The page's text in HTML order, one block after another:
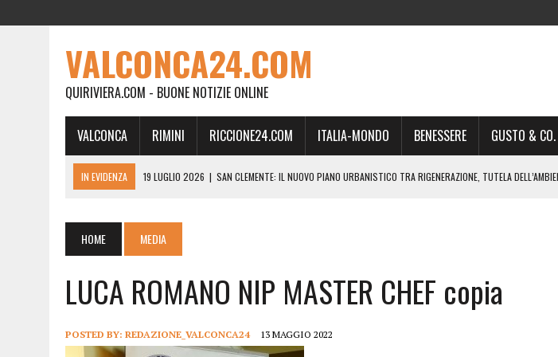
VALCONCA24.COM
QUIRIVIERA.COM - BUONE NOTIZIE ONLINE
VALCONCA RIMINI RICCIONE24.COM ITALIA-MONDO BENESSERE GUSTO & CO.
IN EVIDENZA 19 LUGLIO 2026 | SAN CLEMENTE: IL NUOVO PIANO URBANISTICO TRA RIGENERAZIONE, TUTELA
19 FEBBRAIO 2026 | RIMINI, A IL GATTO SULL’ALBICOCCO ARRIVA ANDREA GIONCHETTI SOMMELIER DEL CALABRESE “QAFIZ”
28 GENNAIO 2026 | DOVE LA CARNE DIVENTA MEMORIA: IL CORPO, L’ORIGINE, IL RITORNO. L’OPERA DI KIROLES BOSHRA È
18 DICEMBRE 2025 | SAN CLEMENTE, AL VILLA ULTIMO ATTO DELLA PRIMA PARTE DI STAGIONE TEATRALE CON CLAUDIO
18 DICEMBRE 2025 | SAN CLEMENTE, SALA DEL CONSIGLIO INTITOLATA A GIACOMO MATTEOTTI: “VITTIMA DELLA FURIA
HOME MEDIA
LUCA ROMANO NIP MASTER CHEF copia
POSTED BY: REDAZIONE_VALCONCA24 13 MAGGIO 2022